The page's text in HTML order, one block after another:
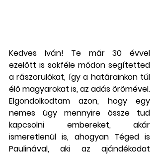
Kedves Iván! Te már 30 évvel
ezelőtt is sokféle módon segítetted
a rászorulókat, így a határainkon túl
élő magyarokat is, az adás örömével.
Elgondolkodtam azon, hogy egy
nemes ügy mennyire össze tud
kapcsolni embereket, akár
ismeretlenül is, ahogyan Téged is
Paulinával, aki az ajándékodat